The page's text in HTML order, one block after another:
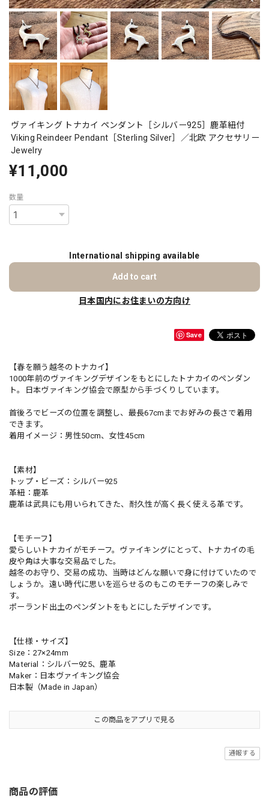
ヴァイキング トナカイ ペンダント［シルバー925］鹿革紐付
Viking Reindeer Pendant［Sterling Silver］／北欧 アクセサリー
Jewelry
¥11,000
数量
International shipping available
Add to cart
日本国内にお住まいの方向け
Save
【春を願う越冬のトナカイ】
1000年前のヴァイキングデザインをもとにしたトナカイのペンダン
ト。日本ヴァイキング協会で原型から手づくりしています。
首後ろでビーズの位置を調整し、最長67cmまでお好みの長さで着用
できます。
着用イメージ：男性50cm、女性45cm
【素材】
トップ・ビーズ：シルバー925
革紐：鹿革
鹿革は武具にも用いられてきた、耐久性が高く長く使える革です。
【モチーフ】
愛らしいトナカイがモチーフ。ヴァイキングにとって、トナカイの毛
皮や角は大事な交易品でした。
越冬のお守り、交易の成功、当時はどんな願いで身に付けていたので
しょうか。遠い時代に思いを巡らせるのもこのモチーフの楽しみで
す。
ポーランド出土のペンダントをもとにしたデザインです。
【仕様・サイズ】
Size：27×24mm
Material：シルバー925、鹿革
Maker：日本ヴァイキング協会
日本製（Made in Japan）
この商品をアプリで見る
通報する
商品の評価